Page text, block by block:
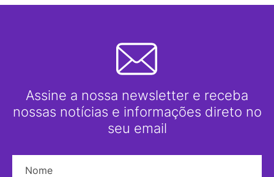
Assine a nossa newsletter e receba
nossas notícias e informações direto no
seu email